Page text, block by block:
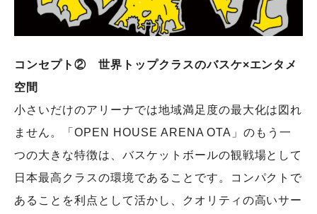
コンセプト② 世界トップクラスのバスケ×エンタメ
空間
小さいだけのアリーナでは地域満足度の最大化は図れ
ません。「OPEN HOUSE ARENA OTA」のもう一
つの大きな特徴は、バスケットボールの観戦場として
日本最高クラスの環境であることです。コンパクトで
あることを利点として活かし、クオリティの高いサー